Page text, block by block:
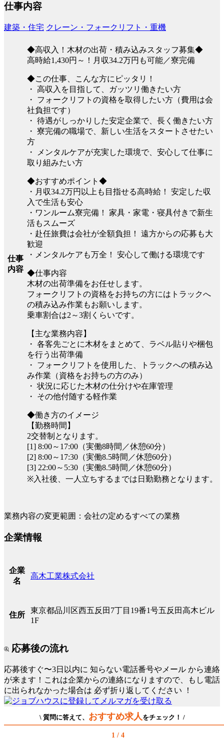
仕事内容
建築・住宅 クレーン・フォークリフト・重機
仕事
内容
◆高収入！木材の出荷・積み込みスタッフ募集◆
高時給1,430円～！月収34.2万円も可能／寮完備
◆この仕事、こんな方にピッタリ！
・ 高収入を目指して、ガッツリ働きたい方
・ フォークリフトの資格を取得したい方（費用は会
社負担です）
・ 待遇がしっかりした安定企業で、長く働きたい方
・ 寮完備の職場で、新しい生活をスタートさせたい
方
・ メンタルケアが充実した環境で、安心して仕事に
取り組みたい方
◆おすすめポイント◆
・月収34.2万円以上も目指せる高時給！ 安定した収
入で生活も安心
・ワンルーム寮完備！ 家具・家電・寝具付きで新生
活もスムーズ
・赴任旅費は会社が全額負担！ 遠方からの応募も大
歓迎
・メンタルケアも万全！ 安心して働ける環境です
◆仕事内容
木材の出荷準備をお任せします。
フォークリフトの資格をお持ちの方にはトラックへ
の積み込み作業もお願いします。
乗車割合は2～3割くらいです。
【主な業務内容】
・ 各客先ごとに木材をまとめて、ラベル貼りや梱包
を行う出荷準備
・ フォークリフトを使用した、トラックへの積み込
み作業（資格をお持ちの方のみ）
・ 状況に応じた木材の仕分けや在庫管理
・ その他付随する軽作業
◆働き方のイメージ
【勤務時間】
2交替制となります。
[1] 8:00～17:00（実働8時間／休憩60分）
[2] 8:00～17:30（実働8.5時間／休憩60分）
[3] 22:00～5:30（実働8.5時間／休憩60分）
※入社後、一人立ちするまでは日勤勤務となります。
業務内容の変更範囲：会社の定めるすべての業務
企業情報
企業
名
高木工業株式会社
住所
東京都品川区西五反田7丁目19番1号五反田高木ビル
1F
応募後の流れ
応募後すぐ〜3日以内に 知らない電話番号やメール から連絡
が来ます！これは企業からの連絡になりますので、もし電話
に出られなかった場合は 必ず折り返してください ！
\ 質問に答えて、 おすすめ求人をチェック！ /
1 / 4